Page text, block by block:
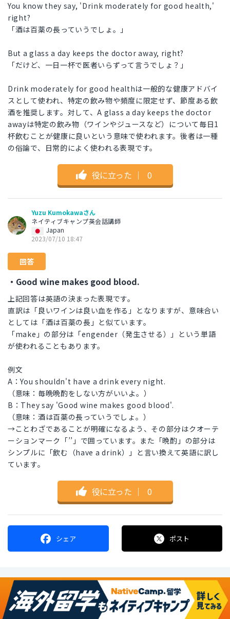
You know they say, 'Drink moderately for good health,'
right?
「酒は百薬の長っていうでしょ。」
But a glass a day keeps the doctor away, right?
「だけど、一日一杯で医者いらずって言うでしょ？」
Drink moderately for good healthは一般的な健康アドバイ
スとして使われ、特定の飲み物や頻度に限定せず、節度ある飲
酒を推奨します。対して、A glass a day keeps the doctor
awayは特定の飲み物（ワインやジュースなど）について毎日1
杯飲むことが健康に良いという意味で使われます。後者は一種
の俗論で、日常的によく使われる表現です。
役に立った ｜ 0
Yuzu Kumokawaさん
ネイティブキャンプ英会話講師
Japan
2023/07/10 18:47
回答
・Good wine makes good blood.
上記回答は英語の決まった表現です。
直訳は「良いワインは良い血を作る」となりますが、意味合い
としては「酒は百薬の長」と似ています。
「make」の部分は「engender（発生させる）」という単語
が使われることもあります。
例文
A：You shouldn't have a drink every night.
（意味：毎晩晩酌をしない方がいいよ。）
B：They say 'Good wine makes good blood'.
（意味：酒は百薬の長っていうでしょ。）
→ことわざであることが明確になるよう、その部分はクオーテ
ーションマーク「’’」で囲っています。また「晩酌」の部分は
シンプルに「飲む（have a drink）」と言い換えて英語に訳し
ています。
役に立った ｜ 0
シェア ポスト